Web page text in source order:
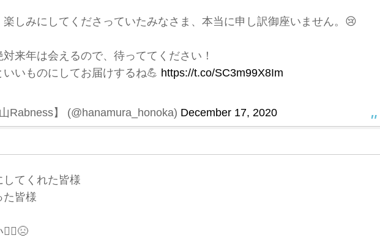
楽しみにしてくださっていたみなさま、本当に申し訳御座いません。😢
来年は会えるので、待っててください！
いものにしてお届けするね💪 https://t.co/SC3m99X8Im
Rabness】 (@hanamura_honoka) December 17, 2020
てくれた皆様
た皆様